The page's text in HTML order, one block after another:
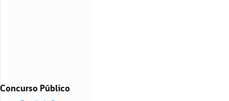
Concurso Público